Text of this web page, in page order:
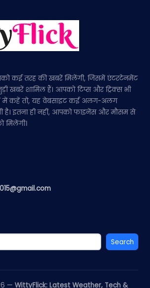
कई तरह की खबरें मिलेंगी, जिसमें एंटरटेनमेंट
खबरें शामिल हैं। आपको टिप्स और ट्रिक्स भी
में कहें तो, यह वेबसाइट कई अलग-अलग
है। इतना ही नहीं, आपको फाइनेंस और मौसम से
मिलेंगी।
Search
— WittyFlick: Latest Weather, Tech &